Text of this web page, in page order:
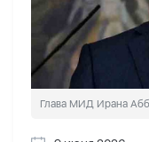
Глава МИД Ирана